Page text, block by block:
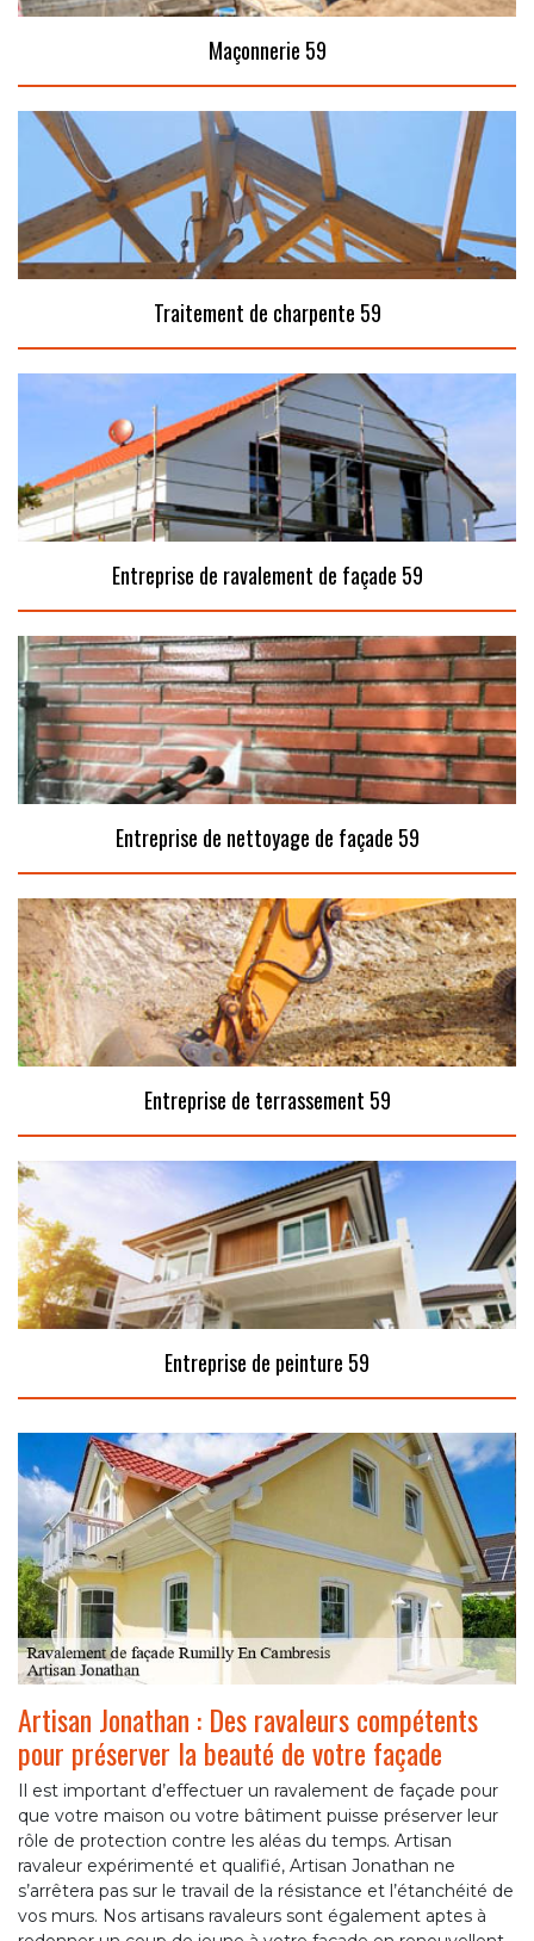
Maçonnerie 59
Traitement de charpente 59
Entreprise de ravalement de façade 59
Entreprise de nettoyage de façade 59
Entreprise de terrassement 59
Entreprise de peinture 59
Artisan Jonathan : Des ravaleurs compétents
pour préserver la beauté de votre façade
Il est important d’effectuer un ravalement de façade pour
que votre maison ou votre bâtiment puisse préserver leur
rôle de protection contre les aléas du temps. Artisan
ravaleur expérimenté et qualifié, Artisan Jonathan ne
s’arrêtera pas sur le travail de la résistance et l’étanchéité de
vos murs. Nos artisans ravaleurs sont également aptes à